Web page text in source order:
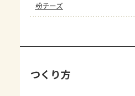
粉チーズ
つくり方